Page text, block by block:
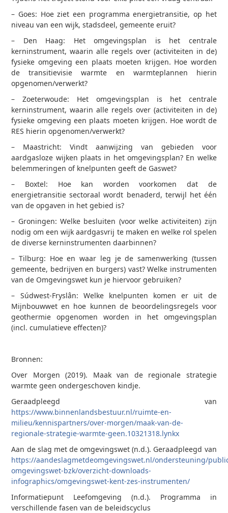
– Goes: Hoe ziet een programma energietransitie, op het
niveau van een wijk, stadsdeel, gemeente eruit?
– Den Haag: Het omgevingsplan is het centrale
kerninstrument, waarin alle regels over (activiteiten in de)
fysieke omgeving een plaats moeten krijgen. Hoe worden
de transitievisie warmte en warmteplannen hierin
opgenomen/verwerkt?
–
Zoeterwoude: Het omgevingsplan is het centrale
kerninstrument, waarin alle regels over (activiteiten in de)
fysieke omgeving een plaats moeten krijgen. Hoe wordt de
RES hierin opgenomen/verwerkt?
–
Maastricht: Vindt aanwijzing van gebieden voor
aardgasloze wijken plaats in het omgevingsplan? En welke
belemmeringen of knelpunten geeft de Gaswet?
–
Boxtel: Hoe kan worden voorkomen dat de
energietransitie sectoraal wordt benaderd, terwijl het één
van de opgaven in het gebied is?
– Groningen: Welke besluiten (voor welke activiteiten) zijn
nodig om een wijk aardgasvrij te maken en welke rol spelen
de diverse kerninstrumenten daarbinnen?
– Tilburg: Hoe en waar leg je de samenwerking (tussen
gemeente, bedrijven en burgers) vast? Welke instrumenten
van de Omgevingswet kun je hiervoor gebruiken?
– Súdwest-Fryslân: Welke knelpunten komen er uit de
Mijnbouwwet en hoe kunnen de beoordelingsregels voor
geothermie opgenomen worden in het omgevingsplan
(incl. cumulatieve effecten)?
Bronnen:
Over Morgen (2019). Maak van de regionale strategie
warmte geen ondergeschoven kindje.
Geraadpleegd van
https://www.binnenlandsbestuur.nl/ruimte-en-
milieu/kennispartners/over-morgen/maak-van-de-
regionale-strategie-warmte-geen.10321318.lynkx
Aan de slag met de omgevingswet (n.d.). Geraadpleegd van
https://aandeslagmetdeomgevingswet.nl/ondersteuning/
omgevingswet-bzk/overzicht-downloads-
infographics/omgevingswet-kent-zes-instrumenten/
Informatiepunt Leefomgeving (n.d.). Programma in
verschillende fasen van de beleidscyclus